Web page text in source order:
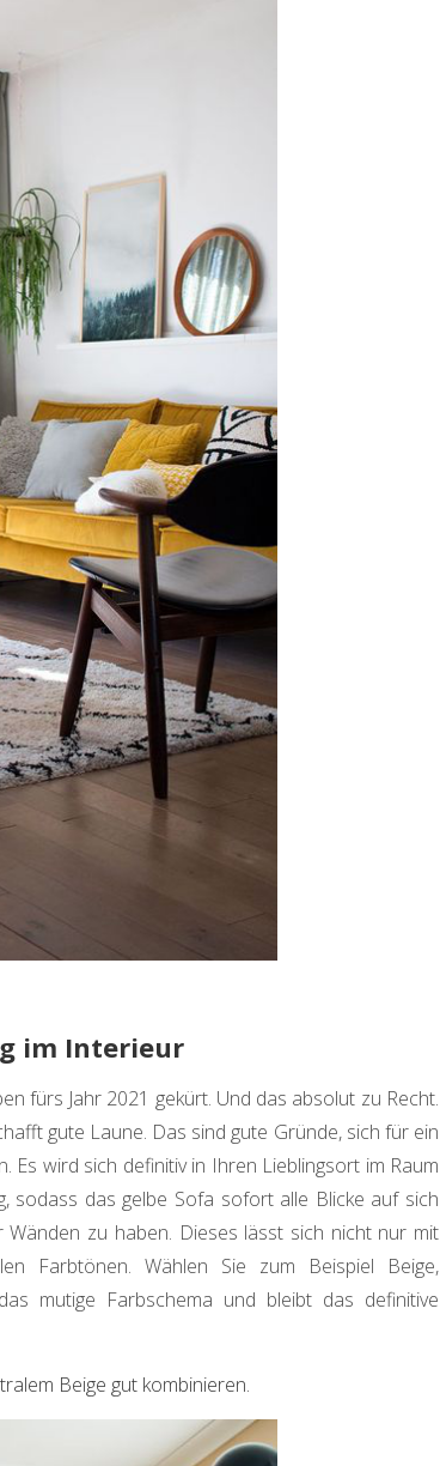
im Interieur
fürs Jahr 2021 gekürt. Und das absolut zu Recht.
gute Laune. Das sind gute Gründe, sich für ein
Es wird sich definitiv in Ihren Lieblingsort im Raum
sodass das gelbe Sofa sofort alle Blicke auf sich
zu haben. Dieses lässt sich nicht nur mit
Farbtönen. Wählen Sie zum Beispiel Beige,
mutige Farbschema und bleibt das definitive
Beige gut kombinieren.